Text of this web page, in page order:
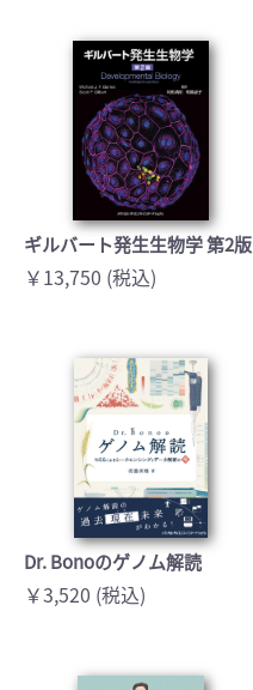
ギルバート発生生物学 第2版
￥13,750 (税込)
Dr. Bonoのゲノム解読
￥3,520 (税込)